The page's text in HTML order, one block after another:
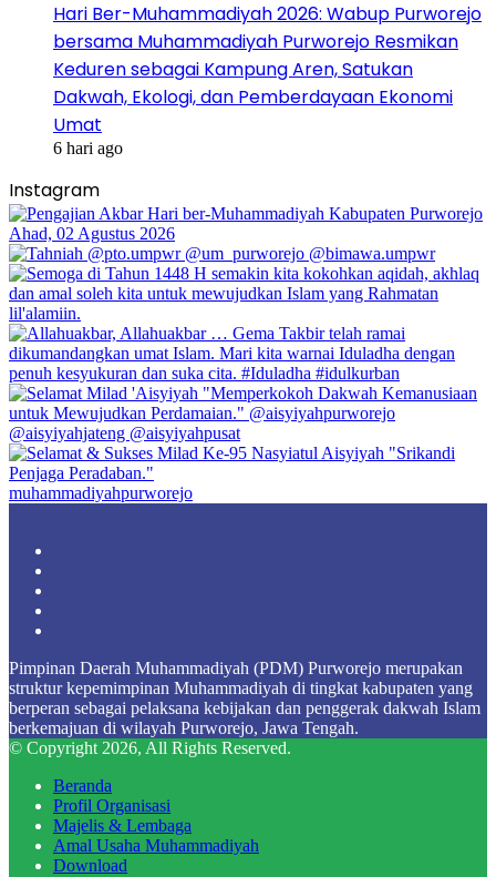
Hari Ber-Muhammadiyah 2026: Wabup Purworejo
bersama Muhammadiyah Purworejo Resmikan
Keduren sebagai Kampung Aren, Satukan
Dakwah, Ekologi, dan Pemberdayaan Ekonomi
Umat
6 hari ago
Instagram
muhammadiyahpurworejo
Pimpinan Daerah Muhammadiyah (PDM) Purworejo merupakan
struktur kepemimpinan Muhammadiyah di tingkat kabupaten yang
berperan sebagai pelaksana kebijakan dan penggerak dakwah Islam
berkemajuan di wilayah Purworejo, Jawa Tengah.
© Copyright 2026, All Rights Reserved.
Beranda
Profil Organisasi
Majelis & Lembaga
Amal Usaha Muhammadiyah
Download